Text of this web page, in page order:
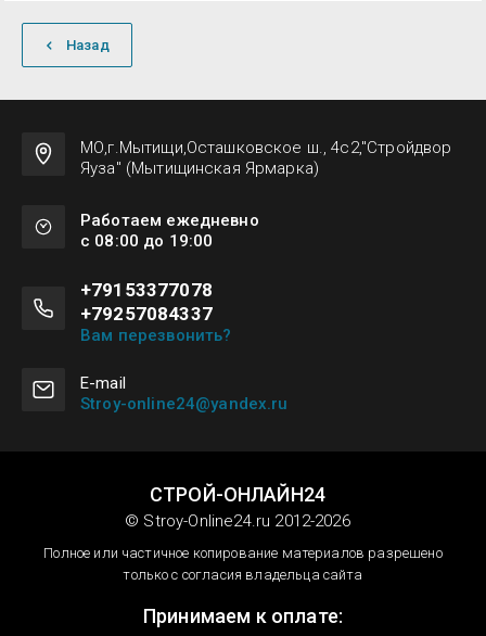
Назад
МО,г.Мытищи,Осташковское ш., 4с2,"Стройдвор
Яуза" (Мытищинская Ярмарка)
Работаем ежедневно
с 08:00 до 19:00
+79153377078
+79257084337
Вам перезвонить?
Е-mail
Stroy-online24@yandex.ru
СТРОЙ-ОНЛАЙН24
© Stroy-Online24.ru 2012-2026
Полное или частичное копирование материалов разрешено
только с согласия владельца сайта
Принимаем к оплате: